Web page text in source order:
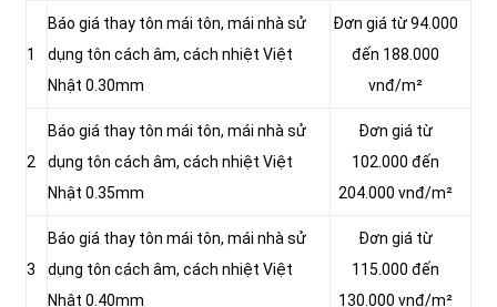
1
Báo giá thay tôn mái tôn, mái nhà sử
dụng tôn cách âm, cách nhiệt Việt
Nhật 0.30mm
Đơn giá từ 94.000
đến 188.000
vnđ/m²
2
Báo giá thay tôn mái tôn, mái nhà sử
dụng tôn cách âm, cách nhiệt Việt
Nhật 0.35mm
Đơn giá từ
102.000 đến
204.000 vnđ/m²
3
Báo giá thay tôn mái tôn, mái nhà sử
dụng tôn cách âm, cách nhiệt Việt
Nhật 0.40mm
Đơn giá từ
115.000 đến
130.000 vnđ/m²